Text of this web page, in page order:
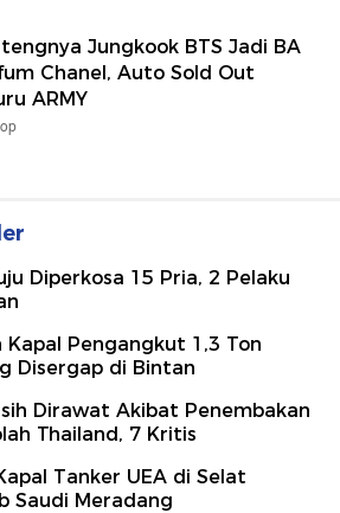
Jungkook BTS Jadi BA
Chanel, Auto Sold Out
ARMY
Diperkosa 15 Pria, 2 Pelaku
Kapal Pengangkut 1,3 Ton
Disergap di Bintan
Dirawat Akibat Penembakan
Thailand, 7 Kritis
Tanker UEA di Selat
Saudi Meradang